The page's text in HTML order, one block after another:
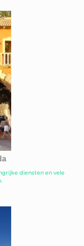
diensten en vele